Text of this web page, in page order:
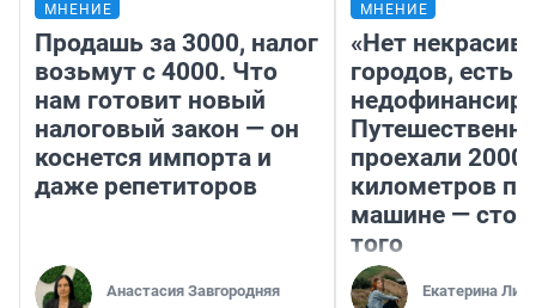
МНЕНИЕ
Продашь за 3000, налог
возьмут с 4000. Что
нам готовит новый
налоговый закон — он
коснется импорта и
даже репетиторов
Анастасия Завгородняя
МНЕНИЕ
«Нет
городов, есть
проехали 2000
километров по
машине —
того
Екатерина